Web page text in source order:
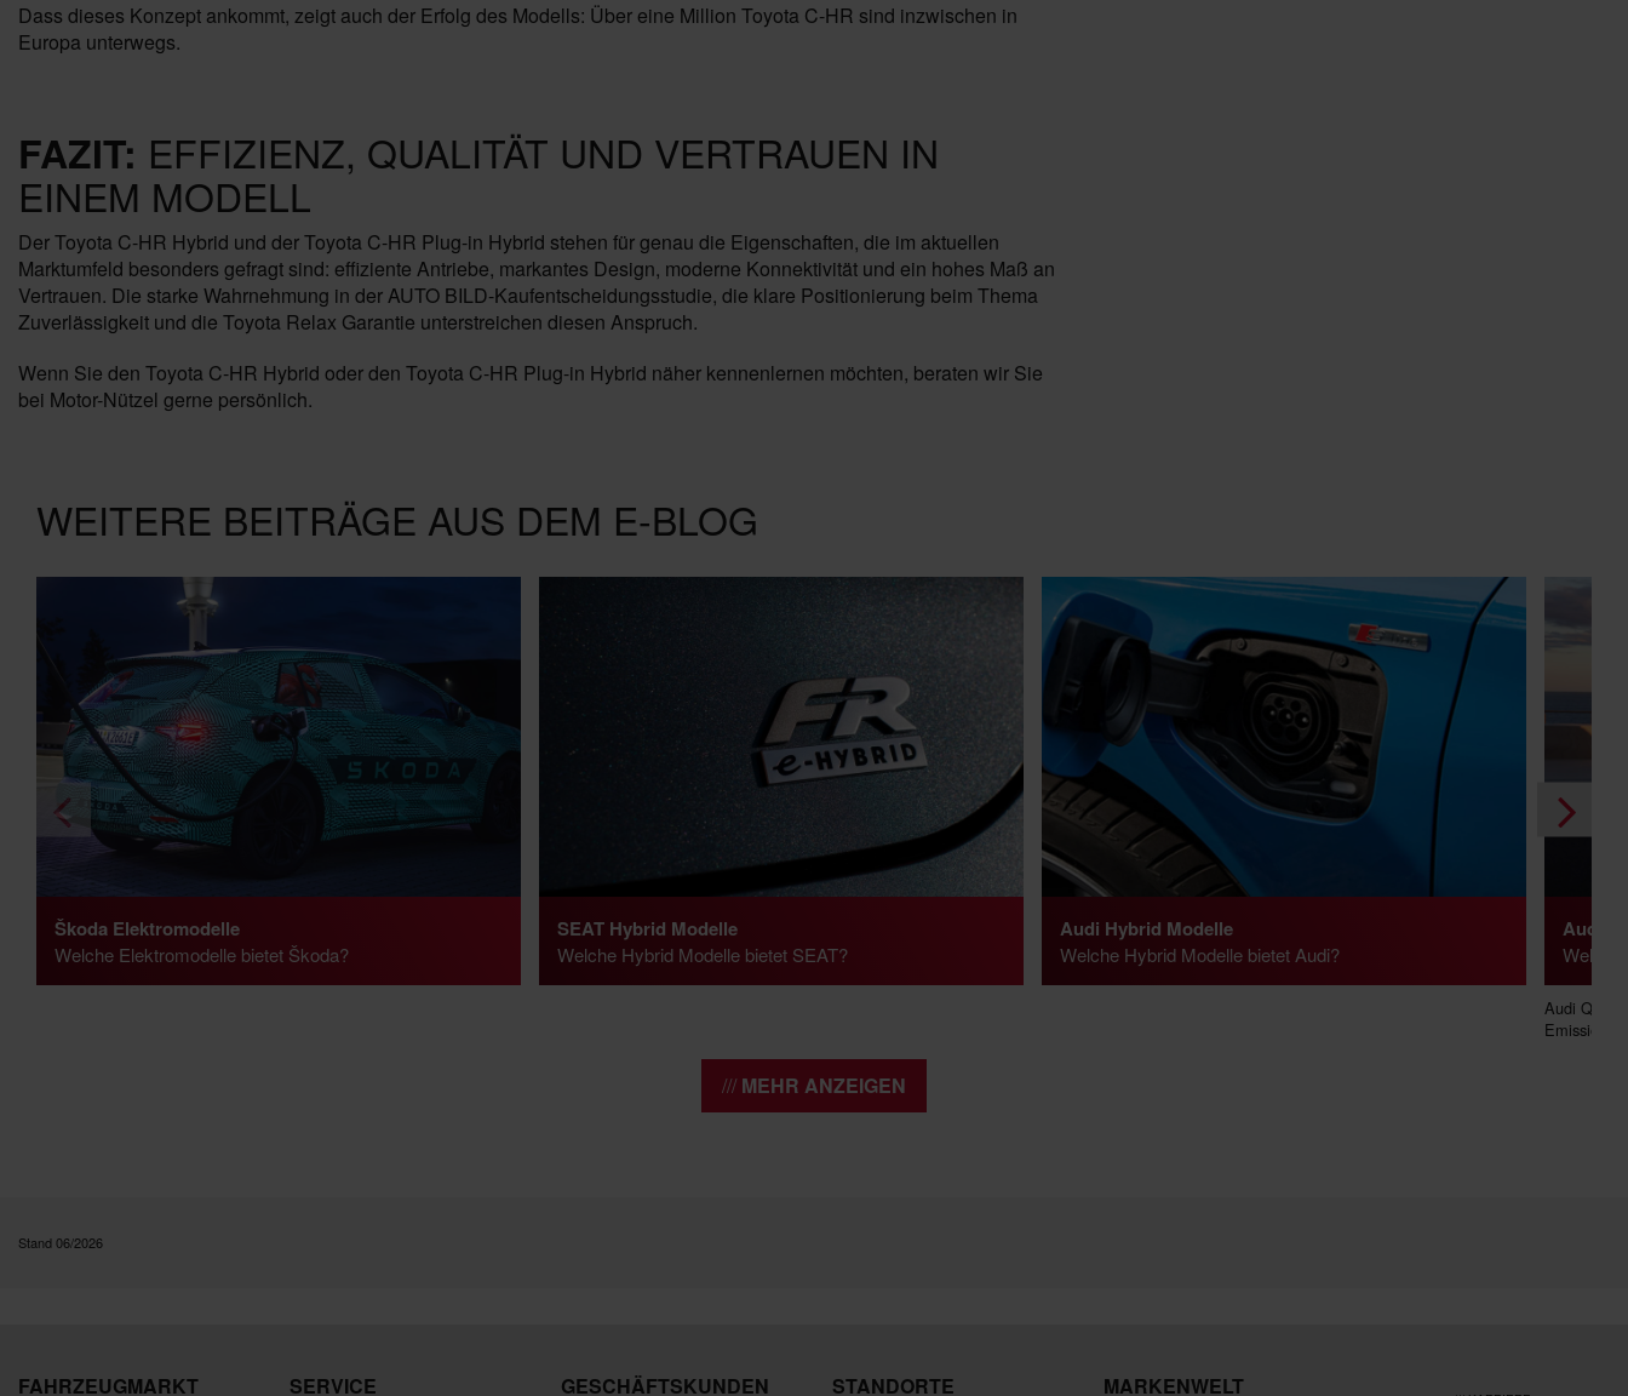
Dass dieses Konzept ankommt, zeigt auch der Erfolg des Modells: Über eine Million Toyota C-HR sind inzwischen in
Europa unterwegs.
FAZIT: EFFIZIENZ, QUALITÄT UND VERTRAUEN IN
EINEM MODELL
Der Toyota C-HR Hybrid und der Toyota C-HR Plug-in Hybrid stehen für genau die Eigenschaften, die im aktuellen
Marktumfeld besonders gefragt sind: effiziente Antriebe, markantes Design, moderne Konnektivität und ein hohes Maß an
Vertrauen. Die starke Wahrnehmung in der AUTO BILD-Kaufentscheidungsstudie, die klare Positionierung beim Thema
Zuverlässigkeit und die Toyota Relax Garantie unterstreichen diesen Anspruch.
Wenn Sie den Toyota C-HR Hybrid oder den Toyota C-HR Plug-in Hybrid näher kennenlernen möchten, beraten wir Sie
bei Motor-Nützel gerne persönlich.
WEITERE BEITRÄGE AUS DEM E-BLOG
Škoda Elektromodelle
Welche Elektromodelle bietet Škoda?
SEAT Hybrid Modelle
Welche Hybrid Modelle bietet SEAT?
Audi Hybrid Modelle
Welche Hybrid Modelle bietet Audi?
Audi
Welche
Audi Q6 e-
MEHR ANZEIGEN
Stand 06/2026
FAHRZEUGMARKT SERVICE GESCHÄFTSKUNDEN STANDORTE MARKENWELT